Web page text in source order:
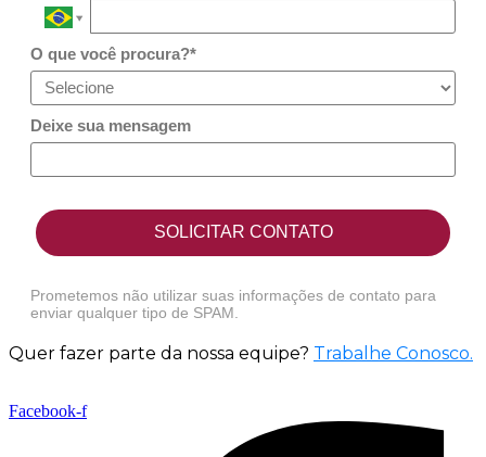
O que você procura?*
Deixe sua mensagem
SOLICITAR CONTATO
Prometemos não utilizar suas informações de contato para
enviar qualquer tipo de SPAM.
Quer fazer parte da nossa equipe? Trabalhe Conosco.
Facebook-f